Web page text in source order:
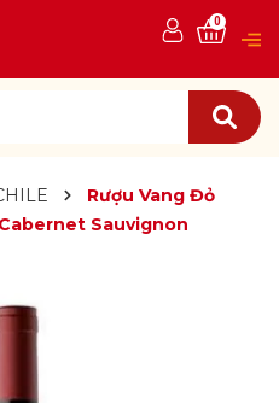
0
Rượu Vang Đỏ
Sauvignon